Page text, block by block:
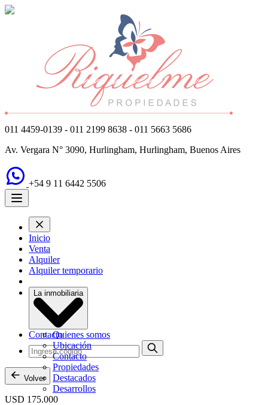
011 4459-0139 - 011 2199 8638 - 011 5663 5686
Av. Vergara N° 3090, Hurlingham, Hurlingham, Buenos Aires
+54 9 11 6442 5506
Inicio
Venta
Alquiler
Alquiler temporario
La inmobiliaria
Quienes somos
Ubicación
Contacto
Propiedades
Destacados
Desarrollos
Contacto
Volver
USD 175.000